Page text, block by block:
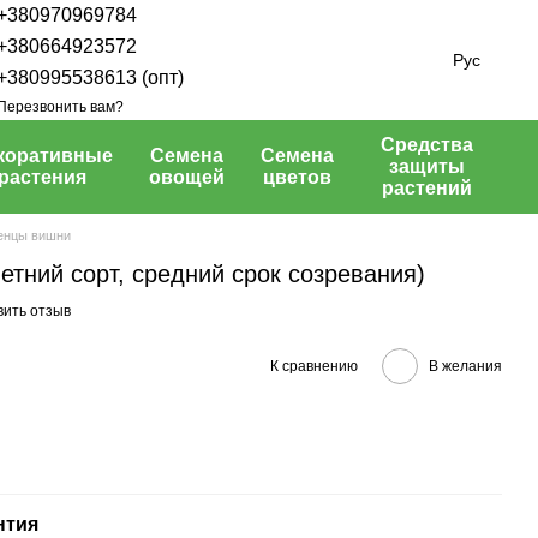
(опт)
вам?
Рус
растения
Семена
овощей
Семена
цветов
Средства
защиты
растений
вишни
сорт, средний срок созревания)
отзыв
К сравнению В желания